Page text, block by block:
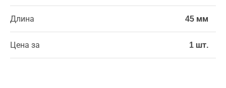
Длина 45 мм
Цена за 1 шт.